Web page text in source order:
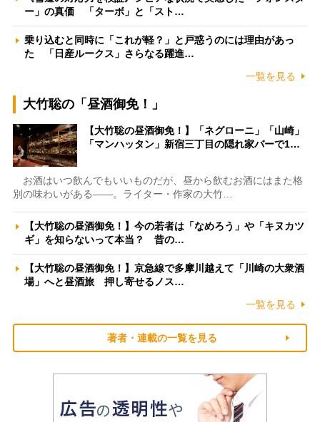
ー」の真価 「ターボ」と「スト…
乗り込むと同時に「これが軽？」と戸惑うのには理由があっ
た 「日産ルークス」さらなる躍進…
一覧を見る
大竹聡の「昼酒御免！」
【大竹聡の昼酒御免！】「ネグローニ」「山崎」
「マンハッタン」新宿三丁目の隠れ家バーで1…
お酒はいつ飲んでもいいものだが、昼から飲むお酒にはまた格
別の味わいがある――。ライター・作家の大竹…
【大竹聡の昼酒御免！】今の若者は「なめろう」や「キヌカツ
ギ」を知らないって本当？ 昔の…
【大竹聡の昼酒御免！】京急線で多摩川越えて「川崎の大衆酒
場」へと昼酒旅 押し寄せるノス…
一覧を見る
著者・連載の一覧を見る